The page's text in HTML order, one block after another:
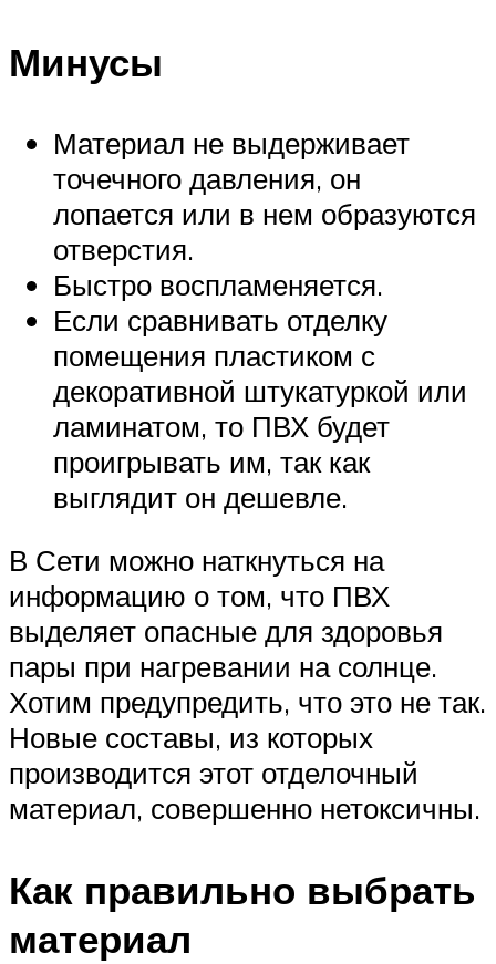
Минусы
Материал не выдерживает
точечного давления, он
лопается или в нем образуются
отверстия.
Быстро воспламеняется.
Если сравнивать отделку
помещения пластиком с
декоративной штукатуркой или
ламинатом, то ПВХ будет
проигрывать им, так как
выглядит он дешевле.
В Сети можно наткнуться на
информацию о том, что ПВХ
выделяет опасные для здоровья
пары при нагревании на солнце.
Хотим предупредить, что это не так.
Новые составы, из которых
производится этот отделочный
материал, совершенно нетоксичны.
Как правильно выбрать
материал